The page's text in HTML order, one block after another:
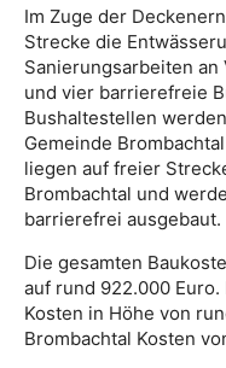
Im Zuge der
Strecke die
Sanierungsarbeiten
und vier barrierefreie
Bushaltestellen
Gemeinde
liegen auf freier
Brombachtal und
barrierefrei ausgebaut.
Die gesamten
auf rund 922.000
Kosten in Höhe von
Brombachtal Kosten